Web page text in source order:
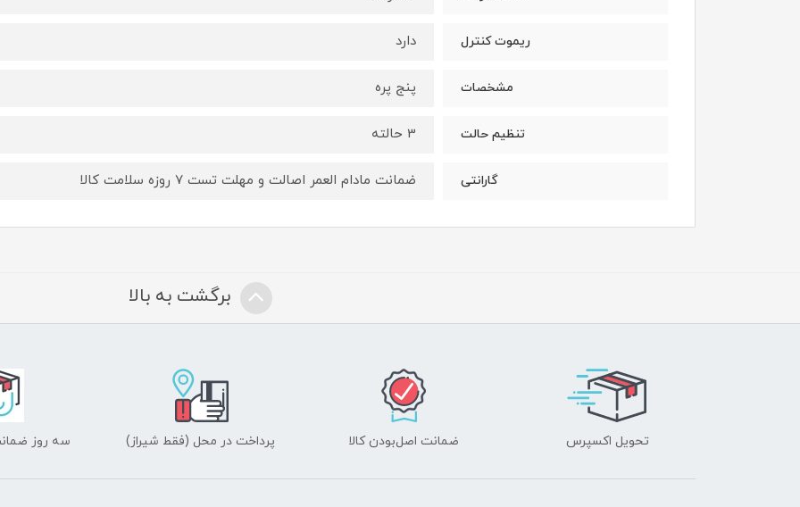
ریموت کنترل دارد
مشخصات پنج پره
تنظیم حالت 3 حالته
گارانتی ضمانت مادام العمر اصالت و مهلت تست ۷ روزه سلامت کالا
برگشت به بالا
تحویل اکسپرس ضمانت اصل‌بودن کالا پرداخت در محل (فقط شیراز) سه روز